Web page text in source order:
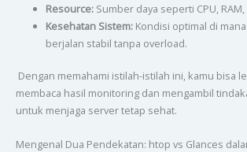
Resource:Sumber daya seperti CPU,
Kesehatan Sistem:Kondisi optimal di
berjalan stabil tanpa overload.
Dengan memahami istilah-istilah ini, kamu bisa
membaca hasil monitoring dan mengambil
untuk menjaga server tetap sehat.
Mengenal Dua Pendekatan: htop vs Glances